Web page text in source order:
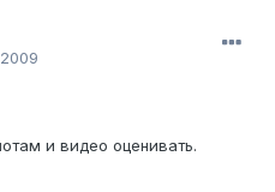
и видео оценивать.